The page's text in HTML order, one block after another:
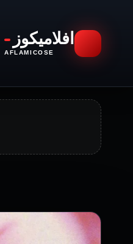
افلاميكوز
AFLAMICOSE